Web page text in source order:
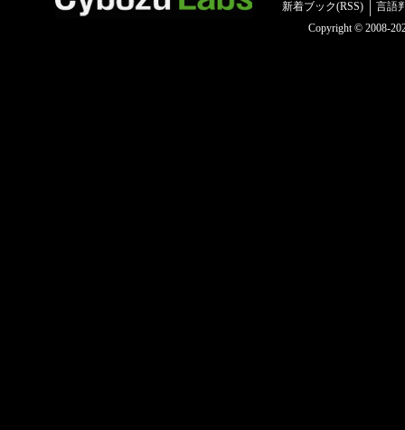
新着ブック(RSS)
言語
Copyright © 2008-